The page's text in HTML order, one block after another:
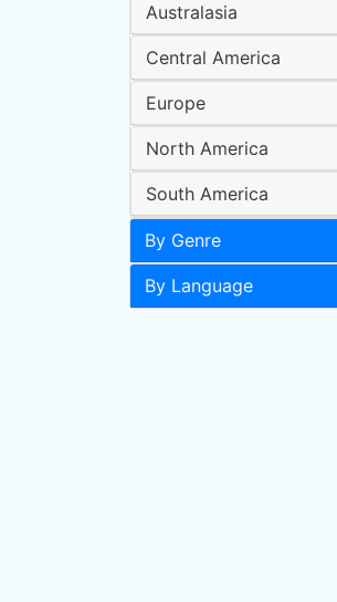
Australasia
Central America
Europe
North America
South America
By Genre
By Language